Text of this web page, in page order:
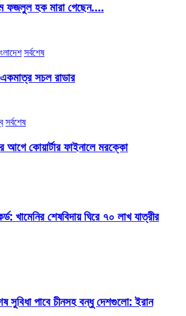
ফজলুল হক মারা গেছেন….
সর্বশেষ
সচল রাডার
সর্বশেষ
আগে কোয়ার্টার ফাইনালে মরক্কো
খামেনির শেষবিদায় ঘিরে ৭০ লাখ যাত্রীর
সুবিধা পাবে চীনসহ বন্ধু দেশগুলো: ইরান